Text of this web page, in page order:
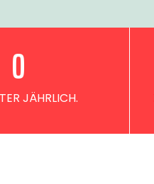
JÄHRLICH.
0